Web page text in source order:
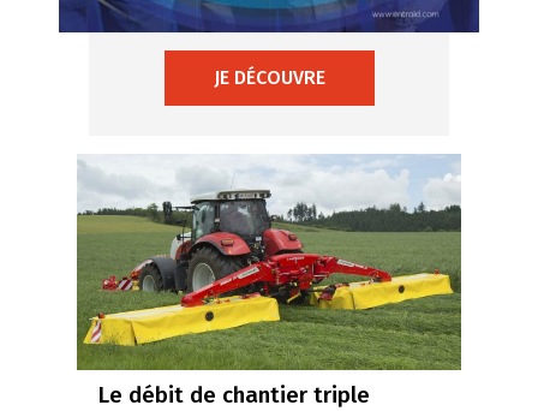
JE DÉCOUVRE
Le débit de chantier triple